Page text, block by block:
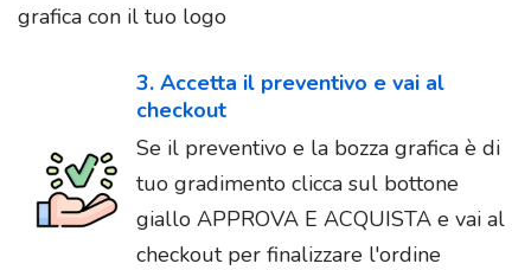
grafica con il tuo logo
3. Accetta il preventivo e vai al
checkout
Se il preventivo e la bozza grafica è di
tuo gradimento clicca sul bottone
giallo APPROVA E ACQUISTA e vai al
checkout per finalizzare l'ordine